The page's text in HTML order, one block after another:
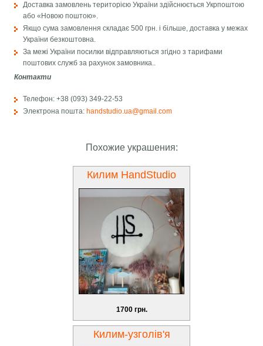
Доставка замовлень територією України здійснюється Укрпоштою
або «Новою поштою».
Якщо сума замовлення складає 500 грн. і більше, доставка у межах
України безкоштовна.
За межі України посилки відправляються згідно з тарифами
поштових служб за рахунок замовника..
Контакти
Телефон: +38 (093) 349-22-53
Электрона пошта: handstudio.ua@gmail.com
Похожие украшения:
Килим HandStudio
1700 грн.
Килим-узголів'я